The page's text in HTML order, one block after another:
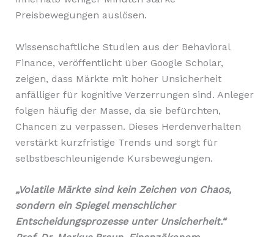
Preisbewegungen auslösen.
Wissenschaftliche Studien aus der Behavioral
Finance, veröffentlicht über Google Scholar,
zeigen, dass Märkte mit hoher Unsicherheit
anfälliger für kognitive Verzerrungen sind. Anleger
folgen häufig der Masse, da sie befürchten,
Chancen zu verpassen. Dieses Herdenverhalten
verstärkt kurzfristige Trends und sorgt für
selbstbeschleunigende Kursbewegungen.
„Volatile Märkte sind kein Zeichen von Chaos,
sondern ein Spiegel menschlicher
Entscheidungsprozesse unter Unsicherheit.“